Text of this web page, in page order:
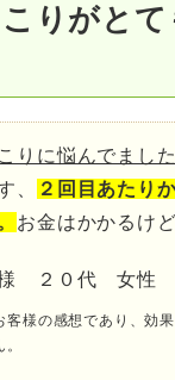
りがと
りに悩んでまし
、
２回目あたり
お金はかかるけ
様 ２０代 女性
様の感想であり、効